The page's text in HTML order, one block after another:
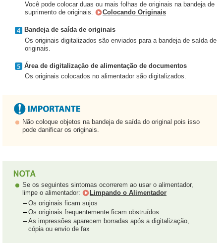
Você pode colocar duas ou mais folhas de originais na bandeja de
suprimento de originais.
Colocando Originais
Bandeja de saída de originais
Os originais digitalizados são enviados para a bandeja de saída de
originais.
Área de digitalização de alimentação de documentos
Os originais colocados no alimentador são digitalizados.
Não coloque objetos na bandeja de saída do original pois isso
pode danificar os originais.
Se os seguintes sintomas ocorrerem ao usar o alimentador,
limpe o alimentador:
Limpando o Alimentador
Os originais ficam sujos
Os originais frequentemente ficam obstruídos
As impressões aparecem borradas após a digitalização,
cópia ou envio de fax